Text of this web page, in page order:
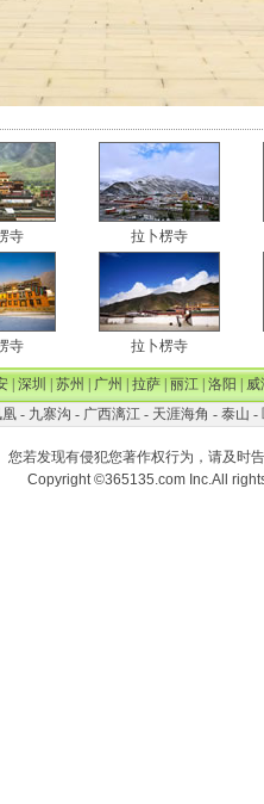
寺 拉卜楞寺
寺 拉卜楞寺
|深圳|苏州|广州|拉萨|丽江|洛阳|威
- 九寨沟 - 广西漓江- 天涯海角 - 泰山 -
您若发现有侵犯您著作权行为，请及时
Copyright ©365135.com Inc.All